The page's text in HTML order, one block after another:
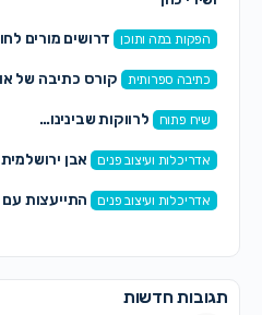
הפקות במה ותוכן דרושים מורים
כתיבה ספרותית קורס כתיבה של
שיח פתוח לרווקות שבינינו…
אדריכלות ועיצוב פנים אבן
אדריכלות ועיצוב פנים התייעצות עם
תגובות חדשות